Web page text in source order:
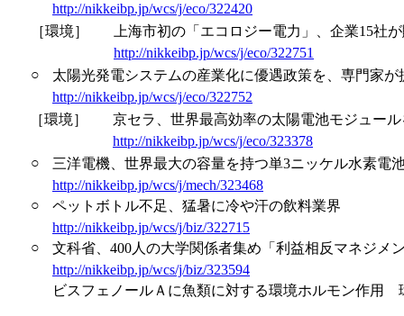
http://nikkeibp.jp/wcs/j/eco/322420
［環境］
上海市初の「エコロジー電力」、企業15社
http://nikkeibp.jp/wcs/j/eco/322751
○
太陽光発電システムの産業化に優遇政策を、専門家
http://nikkeibp.jp/wcs/j/eco/322752
［環境］
京セラ、世界最高効率の太陽電池モジュー
http://nikkeibp.jp/wcs/j/eco/323378
○
三洋電機、世界最大の容量を持つ単3ニッケル水素電
http://nikkeibp.jp/wcs/j/mech/323468
○
ペットボトル不足、猛暑に冷や汗の飲料業界
http://nikkeibp.jp/wcs/j/biz/322715
○
文科省、400人の大学関係者集め「利益相反マネジメ
http://nikkeibp.jp/wcs/j/biz/323594
ビスフェノールＡに魚類に対する環境ホルモン作用